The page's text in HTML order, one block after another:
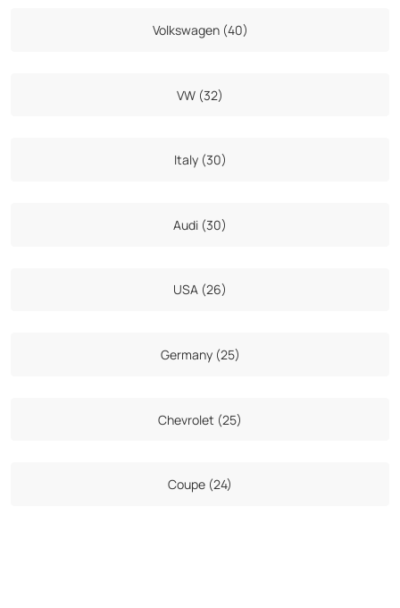
Volkswagen (40)
VW (32)
Italy (30)
Audi (30)
USA (26)
Germany (25)
Chevrolet (25)
Coupe (24)